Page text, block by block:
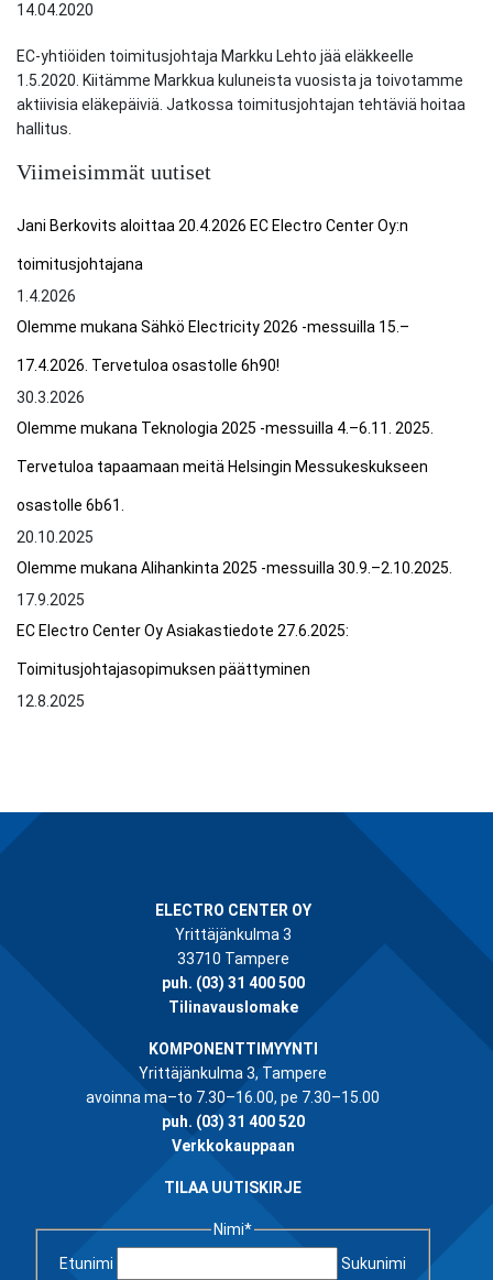
14.04.2020
EC-yhtiöiden toimitusjohtaja Markku Lehto jää eläkkeelle
1.5.2020. Kiitämme Markkua kuluneista vuosista ja toivotamme
aktiivisia eläkepäiviä. Jatkossa toimitusjohtajan tehtäviä hoitaa
hallitus.
Viimeisimmät uutiset
Jani Berkovits aloittaa 20.4.2026 EC Electro Center Oy:n
toimitusjohtajana
1.4.2026
Olemme mukana Sähkö Electricity 2026 -messuilla 15.–
17.4.2026. Tervetuloa osastolle 6h90!
30.3.2026
Olemme mukana Teknologia 2025 -messuilla 4.–6.11. 2025.
Tervetuloa tapaamaan meitä Helsingin Messukeskukseen
osastolle 6b61.
20.10.2025
Olemme mukana Alihankinta 2025 -messuilla 30.9.–2.10.2025.
17.9.2025
EC Electro Center Oy Asiakastiedote 27.6.2025:
Toimitusjohtajasopimuksen päättyminen
12.8.2025
ELECTRO CENTER OY
Yrittäjänkulma 3
33710 Tampere
puh. (03) 31 400 500
Tilinavauslomake
KOMPONENTTIMYYNTI
Yrittäjänkulma 3, Tampere
avoinna ma–to 7.30–16.00, pe 7.30–15.00
puh. (03) 31 400 520
Verkkokauppaan
TILAA UUTISKIRJE
Nimi*
Etunimi
Sukunimi